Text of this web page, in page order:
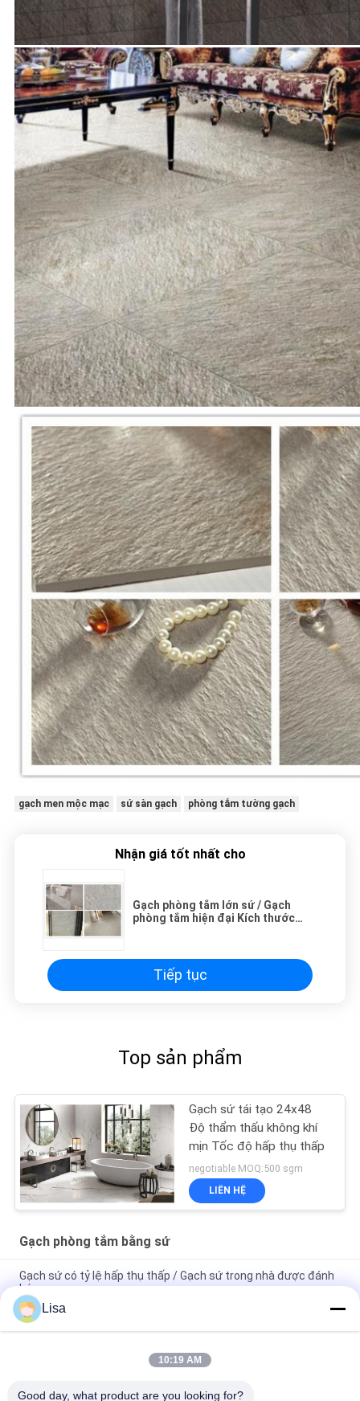
gạch men mộc mạc sứ sàn gạch phòng tắm tường gạch
Nhận giá tốt nhất cho
Gạch phòng tắm lớn sứ / Gạch
phòng tắm hiện đại Kích thước
Tiếp tục
Top sản phẩm
Gạch sứ tái tạo 24x48
Độ thẩm thấu không khí
mịn Tốc độ hấp thụ thấp
negotiable MOQ:500 sgm
LIÊN HỆ
Gạch phòng tắm bằng sứ
Gạch sứ có tỷ lệ hấp thụ thấp / Gạch sứ trong nhà được đánh
bóng
Thiết kế thời trang bằng đá cẩm thạch Gạch gốm mộc mạc
Màu be Kích thước 400 * 800 mm
Gạch lát sàn phòng tắm bằng đá sa thạch cao cấp Độ cứng
Lisa
10:19 AM
Good day, what product are you looking for?